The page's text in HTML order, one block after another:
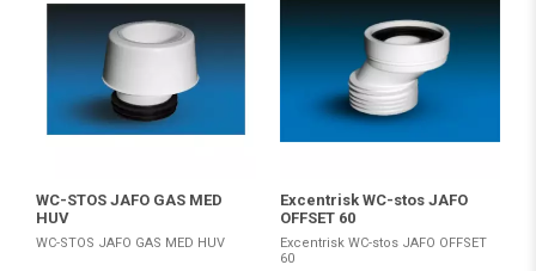
WC-STOS JAFO GAS MED
HUV
WC-STOS JAFO GAS MED HUV
Excentrisk WC-stos JAFO
OFFSET 60
Excentrisk WC-stos JAFO OFFSET
60